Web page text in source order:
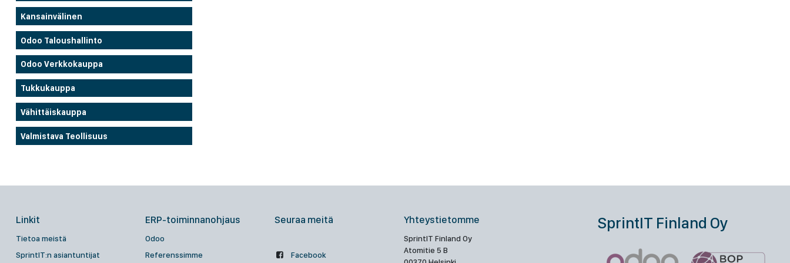
Kansainvälinen
Odoo Taloushallinto
Odoo Verkkokauppa
Tukkukauppa
Vähittäiskauppa
Valmistava Teollisuus
Linkit
Tietoa meistä
SprintIT:n asiantuntijat
ERP-toiminnanohjaus
Odoo
Referenssimme
Seuraa meitä
Facebook
Yhteystietomme
SprintIT Finland Oy
Atomitie 5 B
SprintIT Finland Oy